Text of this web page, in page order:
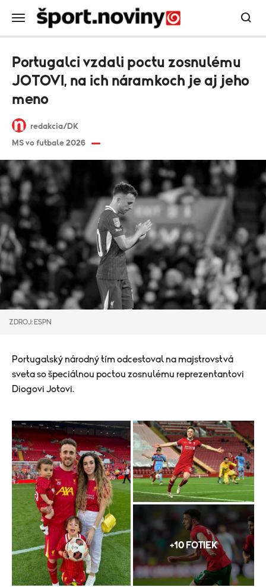
redakcia/DK
MS vo futbale 2026
Portugalci vzdali poctu zosnulému
JOTOVI, na ich náramkoch je aj jeho
meno
ZDROJ: ESPN
Portugalský národný tím odcestoval na majstrovstvá
sveta so špeciálnou poctou zosnulému reprezentantovi
Diogovi Jotovi.
+10 FOTIEK